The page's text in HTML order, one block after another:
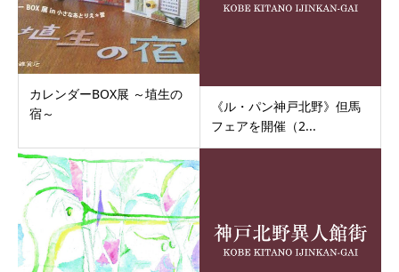
カレンダーBOX展 ～埴生の
宿～
《ル・パン神戸北野》但馬
フェアを開催（2...